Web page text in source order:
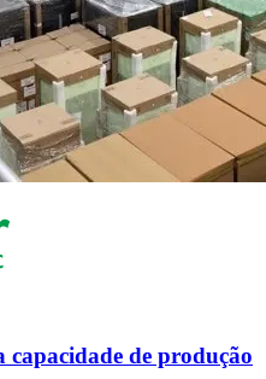
capacidade de produção